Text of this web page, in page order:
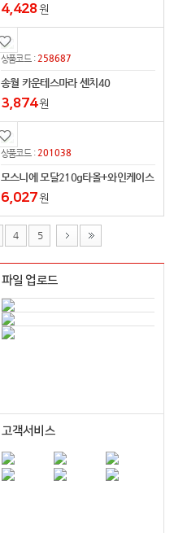
4,428원
상품코드 : 258687
송월 카운테스마라 센치40
3,874원
상품코드 : 201038
모스니에 모달210g타올+와인케이스
6,027원
4 5
파일 업로드
고객서비스